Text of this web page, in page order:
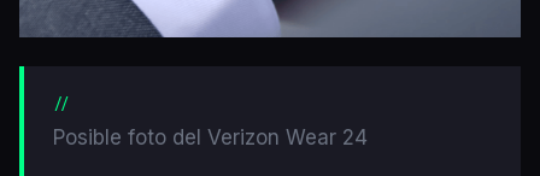
Posible foto del Verizon Wear 24